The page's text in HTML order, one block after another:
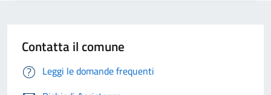
Contatta il comune
Leggi le domande frequenti